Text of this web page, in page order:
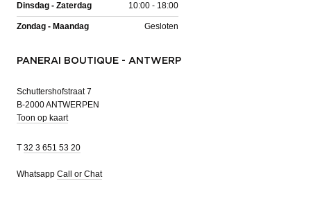
Dinsdag - Zaterdag 10:00 - 18:00
Zondag - Maandag Gesloten
PANERAI BOUTIQUE - ANTWERP
Schuttershofstraat 7
B-2000 ANTWERPEN
Toon op kaart
T 32 3 651 53 20
Whatsapp Call or Chat